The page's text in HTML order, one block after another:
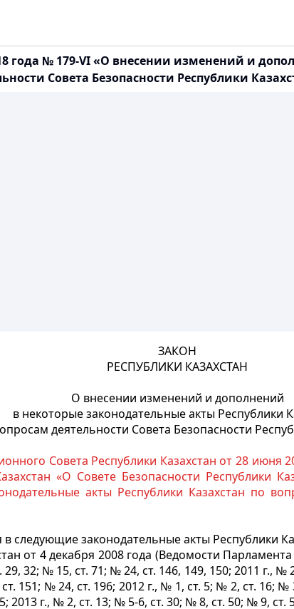
года № 179-VI «О внесении изменений и
Совета Безопасности Республики
ЗАКОН
РЕСПУБЛИКИ КАЗАХСТАН
О внесении изменений и дополнений
в некоторые законодательные акты Республики
деятельности Совета Безопасности
Совета Республики Казахстан от 28 июня
«О Совете Безопасности Республики
акты Республики Казахстан по
следующие законодательные акты Республики
от 4 декабря 2008 года (Ведомости
32; № 15, ст. 71; № 24, ст. 146, 149, 150; 2011 г.,
151; № 24, ст. 196; 2012 г., № 1, ст. 5; № 2, ст. 16;
2013 г., № 2, ст. 13; № 5-6, ст. 30; № 8, ст. 50; № 9,